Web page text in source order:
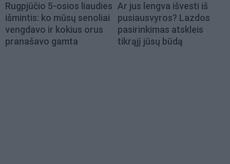
Rugpjūčio 5-osios liaudies
išmintis: ko mūsų senoliai
vengdavo ir kokius orus
pranašavo gamta
Ar jus lengva išvesti iš
pusiausvyros? Lazdos
pasirinkimas atskleis
tikrąjį jūsų būdą